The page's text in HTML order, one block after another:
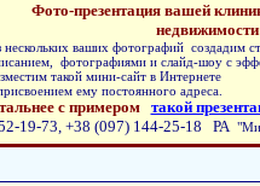
Фото-презентация вашей
нескольких ваших фотографий создадим
фотографиями и слайд-шоу с
такой мини-сайт в Интернете
ему постоянного адреса.
с примером такой
19-73, +38 (097) 144-25-18 РА